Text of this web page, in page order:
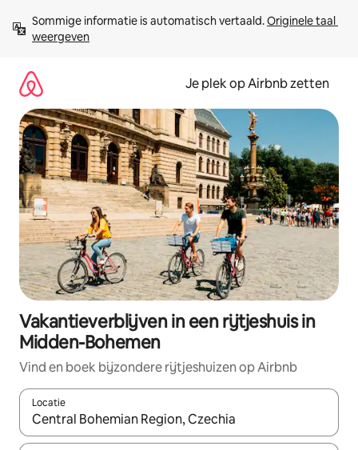
direct
naar
Sommige informatie is automatisch vertaald. Originele taal
weergeven
Je plek op Airbnb zetten
Vakantieverblijven in een rijtjeshuis in
Midden-Bohemen
Vind en boek bijzondere rijtjeshuizen op Airbnb
Locatie
Wanneer er resultaten beschikbaar zijn, maak je een keuze